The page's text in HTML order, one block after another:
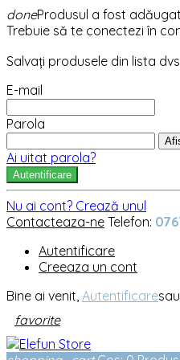
doneProdusul a fost
Trebuie să te conectezi în
Salvați produsele din lista
E-mail
Parola
Ai uitat parola?
Autentificare
Nu ai cont? Crează unul
Contacteaza-ne Telefon:
Autentificare
Creeaza un cont
Bine ai venit, Autentificaresau
favorite